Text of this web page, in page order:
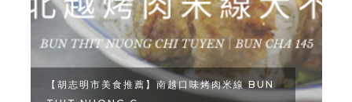
【胡志明市美食推薦】南越口味烤肉米線 BUN